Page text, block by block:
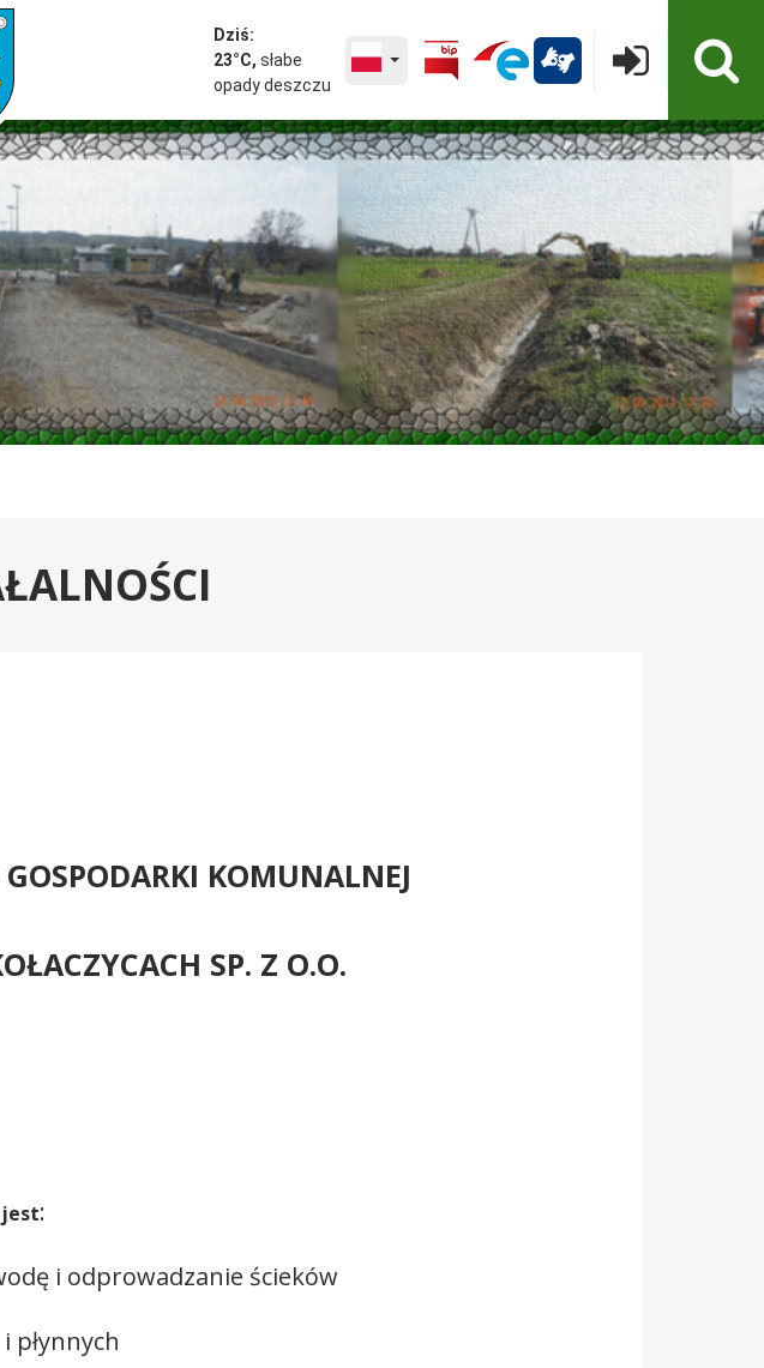
do strony głównej serwisu
Dziś:
23°C, słabe
opady deszczu
WYBRANY JĘZYK POLSKA
Logowanie
KOMUNALNEJ
SP. Z O.O.
jest:
i odprowadzanie ścieków
płynnych